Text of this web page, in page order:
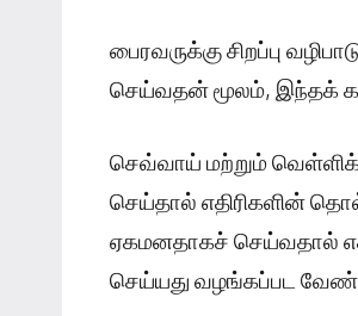
பைரவருக்கு சிறப்பு
செய்வதன் மூலம், இந்தக்
செவ்வாய் மற்றும்
செய்தால் எதிரிகளின்
ஏகமனதாகச் செய்வதால்
செய்யது வழங்கப்பட